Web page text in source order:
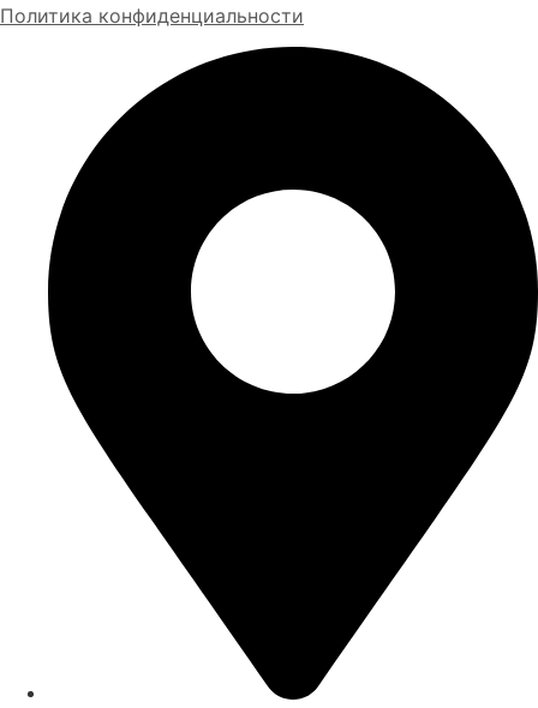
Политика конфиденциальности